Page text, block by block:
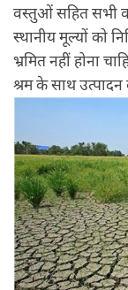
वस्तुओं सहित सभी
स्थानीय मूल्यों को
भ्रमित नहीं होना
श्रम के साथ